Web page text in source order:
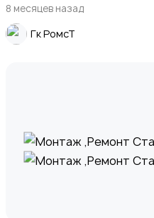
8 месяцев назад
Гк РомсТ